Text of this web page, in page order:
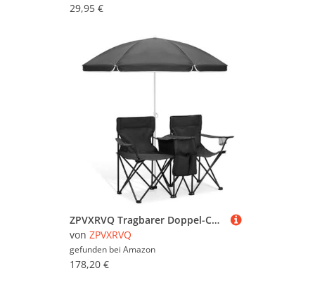
29,95 €
ZPVXRVQ Tragbarer Doppel-Campingstuhl mit Sonnenschirm Klappbarer Picknick-Zweisitzer mit Tragetasche, Seitentasche, Getränkehalter, Strandstuhl für Picknick, Angeln, Strand(Schwarz)
von ZPVXRVQ
gefunden bei Amazon
178,20 €